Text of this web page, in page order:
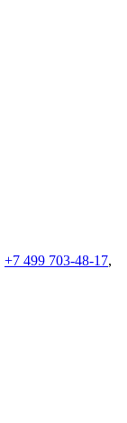
+7 499 703-48-17,